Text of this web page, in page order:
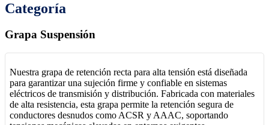
Categoría
Grapa Suspensión
Nuestra grapa de retención recta para alta tensión está diseñada
para garantizar una sujeción firme y confiable en sistemas
eléctricos de transmisión y distribución. Fabricada con materiales
de alta resistencia, esta grapa permite la retención segura de
conductores desnudos como ACSR y AAAC, soportando